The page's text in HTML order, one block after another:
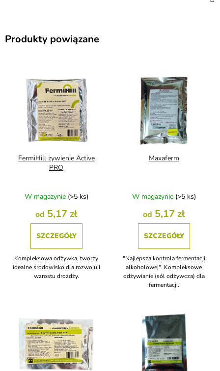
Produkty powiązane
FermiHill żywienie Active
PRO
W magazynie (>5 ks)
od 5,17 zł
SZCZEGÓŁY
Kompleksowa odżywka, tworzy
idealne środowisko dla rozwoju i
wzrostu drożdży.
Maxaferm
W magazynie (>5 ks)
od 5,17 zł
SZCZEGÓŁY
"Najlepsza kontrola fermentacji
alkoholowej". Kompleksowe
odżywianie (sól odżywcza) dla
fermentacji.